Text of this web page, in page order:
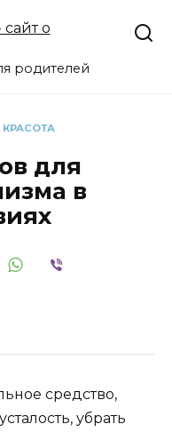
родителей
для
в
средство,
убрать